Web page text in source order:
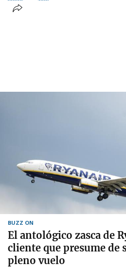
BUZZ ON
El antológico zasca de
cliente que presume de
pleno vuelo